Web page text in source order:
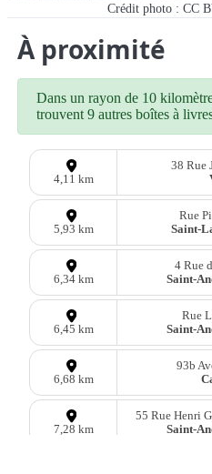
Crédit photo : CC
À proximité
Dans un rayon de 10
trouvent 9 autres boîtes à
4,11 km
38 Rue
5,93 km
Rue
Saint-
6,34 km
4 Rue
Saint-
6,45 km
Rue
Saint-
6,68 km
93b
7,28 km
55 Rue Henri
Saint-